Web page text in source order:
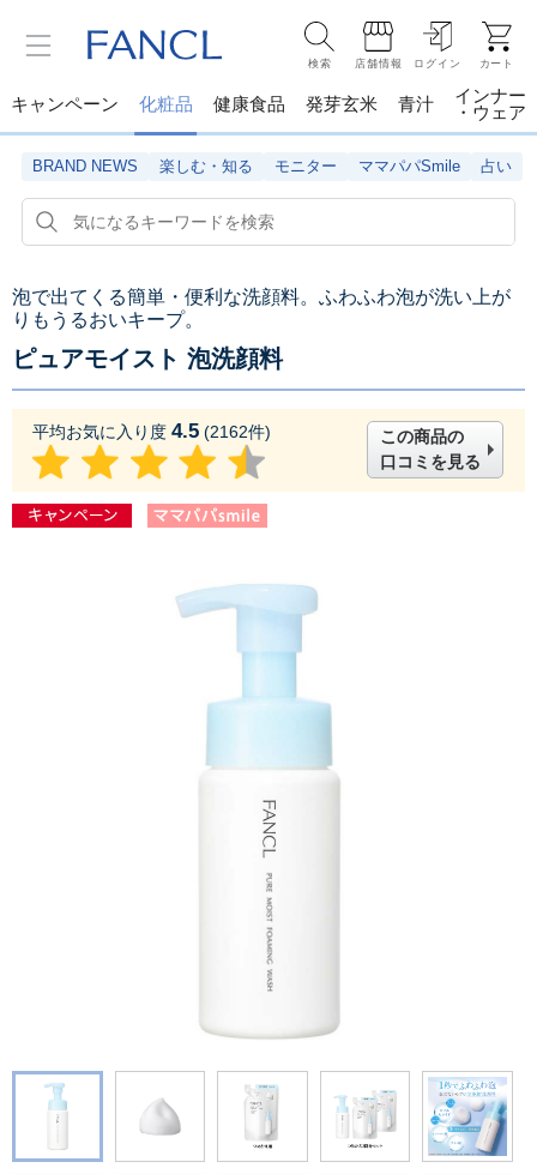
検索 店舗情報 ログイン カート
キャンペーン 化粧品 健康食品 発芽玄米 青汁
インナー
・ウェア
BRAND NEWS 楽しむ・知る モニター ママパパSmile 占い
泡で出てくる簡単・便利な洗顔料。ふわふわ泡が洗い上が
りもうるおいキープ。
ピュアモイスト 泡洗顔料
平均お気に入り度 4.5 (2162件)
この商品の
口コミを見る